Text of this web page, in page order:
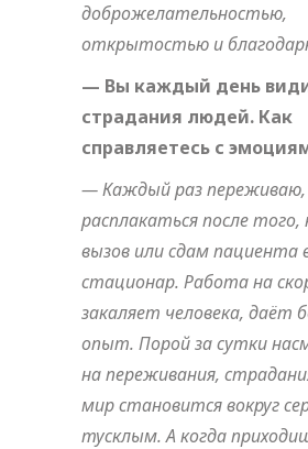
доброжелательностью,
открытостью и
— Вы каждый день
страдания людей. Как
справляетесь с
— Каждый раз
расплакаться после того,
вызов или сдам пациента
стационар. Работа на
закаляет человека, даёт
опыт. Порой за сутки
на переживания,
мир становится вокруг
тусклым. А когда